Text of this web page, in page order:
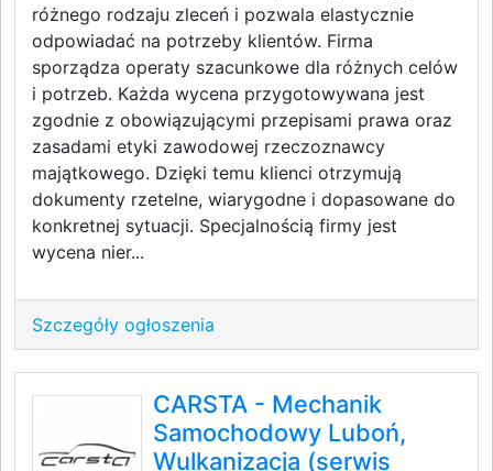
różnego rodzaju zleceń i pozwala elastycznie
odpowiadać na potrzeby klientów. Firma
sporządza operaty szacunkowe dla różnych celów
i potrzeb. Każda wycena przygotowywana jest
zgodnie z obowiązującymi przepisami prawa oraz
zasadami etyki zawodowej rzeczoznawcy
majątkowego. Dzięki temu klienci otrzymują
dokumenty rzetelne, wiarygodne i dopasowane do
konkretnej sytuacji. Specjalnością firmy jest
wycena nier...
Szczegóły ogłoszenia
CARSTA - Mechanik
Samochodowy Luboń,
Wulkanizacja (serwis